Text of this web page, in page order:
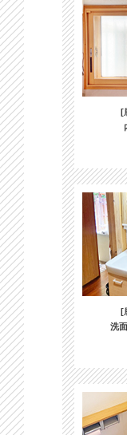
[
[
洗